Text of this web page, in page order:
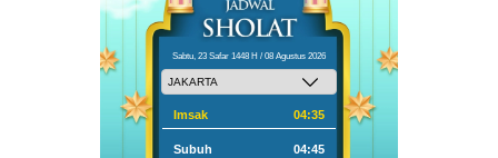
Sabtu, 23 Safar 1448 H / 08 Agustus 2026
Imsak 04:35
Subuh 04:45